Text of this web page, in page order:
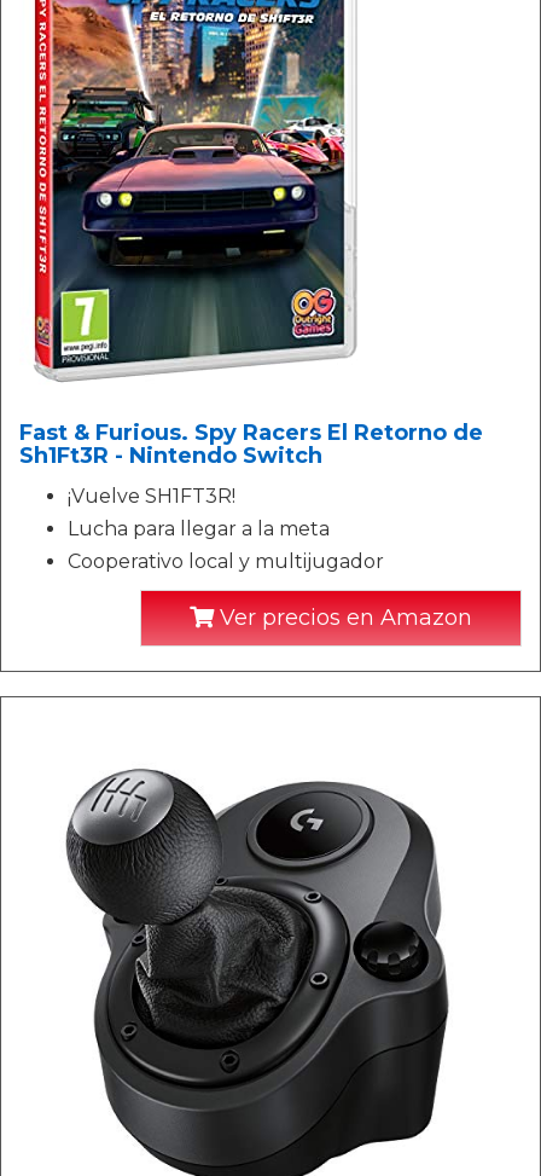
Fast & Furious. Spy Racers El Retorno de
Sh1Ft3R - Nintendo Switch
¡Vuelve SH1FT3R!
Lucha para llegar a la meta
Cooperativo local y multijugador
Ver precios en Amazon